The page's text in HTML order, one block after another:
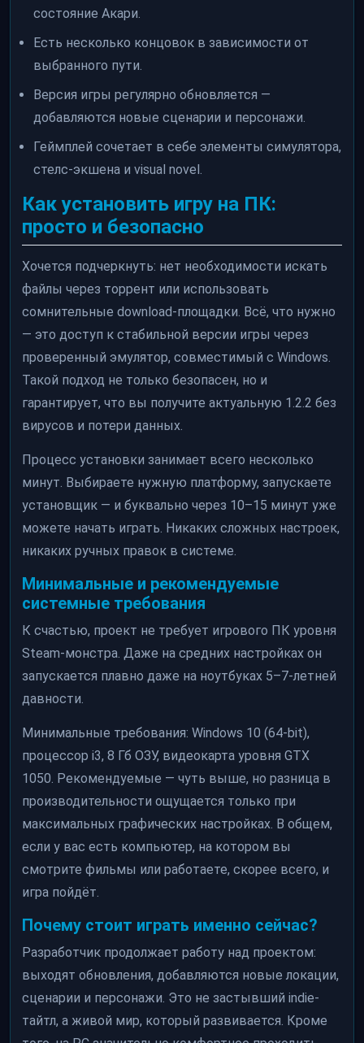
состояние Акари.
Есть несколько концовок в зависимости от
выбранного пути.
Версия игры регулярно обновляется —
добавляются новые сценарии и персонажи.
Геймплей сочетает в себе элементы симулятора,
стелс-экшена и visual novel.
Как установить игру на ПК:
просто и безопасно
Хочется подчеркнуть: нет необходимости искать
файлы через торрент или использовать
сомнительные download-площадки. Всё, что нужно
— это доступ к стабильной версии игры через
проверенный эмулятор, совместимый с Windows.
Такой подход не только безопасен, но и
гарантирует, что вы получите актуальную 1.2.2 без
вирусов и потери данных.
Процесс установки занимает всего несколько
минут. Выбираете нужную платформу, запускаете
установщик — и буквально через 10–15 минут уже
можете начать играть. Никаких сложных настроек,
никаких ручных правок в системе.
Минимальные и рекомендуемые
системные требования
К счастью, проект не требует игрового ПК уровня
Steam-монстра. Даже на средних настройках он
запускается плавно даже на ноутбуках 5–7-летней
давности.
Минимальные требования: Windows 10 (64-bit),
процессор i3, 8 Гб ОЗУ, видеокарта уровня GTX
1050. Рекомендуемые — чуть выше, но разница в
производительности ощущается только при
максимальных графических настройках. В общем,
если у вас есть компьютер, на котором вы
смотрите фильмы или работаете, скорее всего, и
игра пойдёт.
Почему стоит играть именно сейчас?
Разработчик продолжает работу над проектом:
выходят обновления, добавляются новые локации,
сценарии и персонажи. Это не застывший indie-
тайтл, а живой мир, который развивается. Кроме